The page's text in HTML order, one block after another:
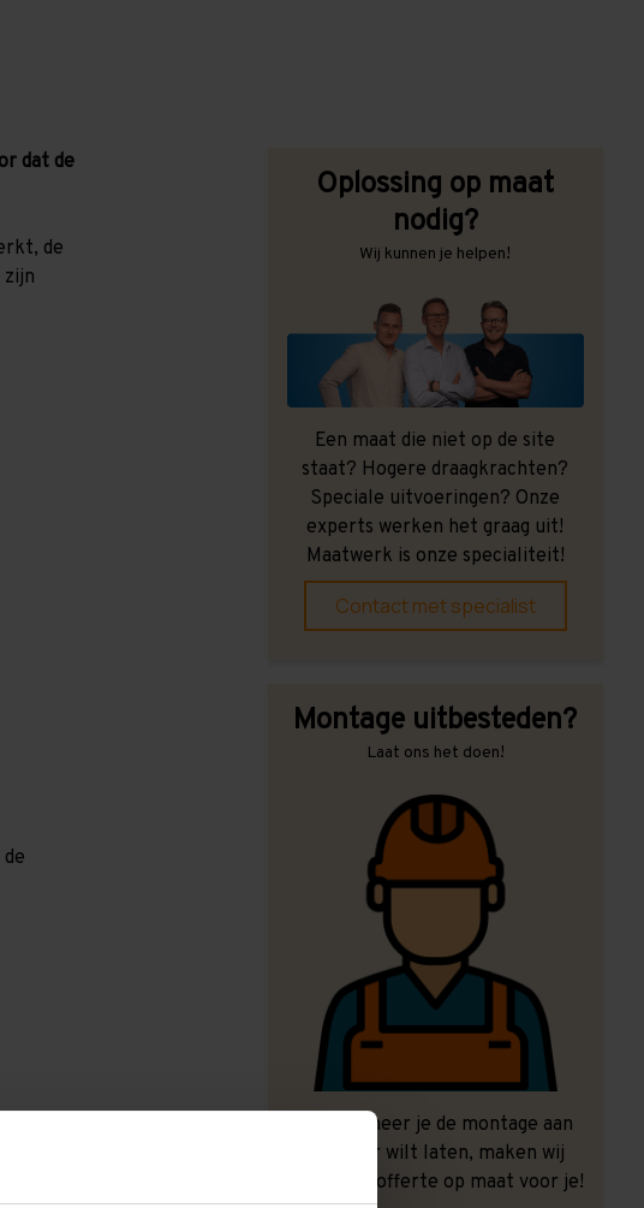
dat de
de
Oplossing op maat
nodig?
Wij kunnen je helpen!
Een maat die niet op de site
staat? Hogere draagkrachten?
Speciale uitvoeringen? Onze
experts werken het graag uit!
Maatwerk is onze specialiteit!
Contact met specialist
Montage uitbesteden?
Laat ons het doen!
Ook wanneer je de montage aan
ons over wilt laten, maken wij
graag een offerte op maat voor je!